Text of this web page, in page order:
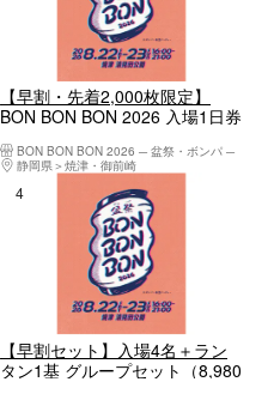
【早割・先着2,000枚限定】
BON BON BON 2026 入場1日券
BON BON BON 2026 ─ 盆祭・ボンパ ─
静岡県
焼津・御前崎
【早割セット】入場4名＋ラン
タン1基 グループセット（8,980